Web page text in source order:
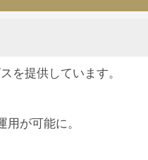
いか？諦めにも似た声が
れます。
ます。
を提供しています。
が可能に。